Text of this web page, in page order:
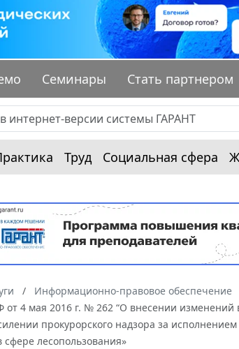
Семинары Стать партнером
Труд Социальная сфера
Информационно-правовое обеспечение
от 4 мая 2016 г. № 262 “О внесении изменений
прокурорского надзора за
сфере лесопользования»